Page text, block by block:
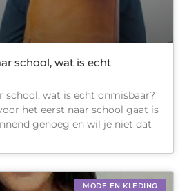
school, wat is echt
school, wat is echt onmisbaar?
het eerst naar school gaat is
genoeg en wil je niet dat
MODE EN KLEDING